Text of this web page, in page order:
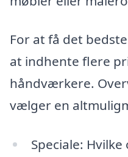
For at få det
at indhente flere
håndværkere.
vælger en
Speciale: